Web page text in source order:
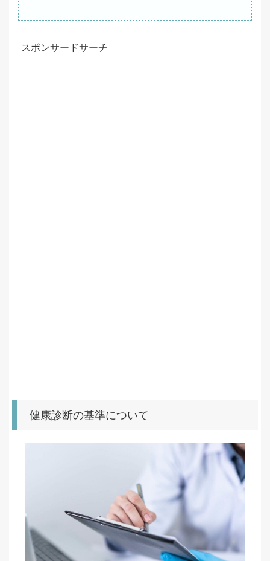
スポンサードサーチ
健康診断の基準について